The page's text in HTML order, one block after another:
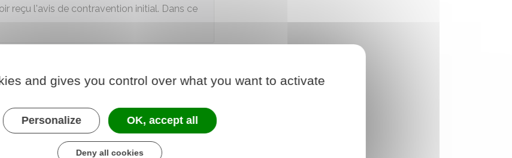
reçu l'avis de contravention initial. Dans ce
and gives you control over what you want to activate
Personalize OK, accept all
Deny all cookies